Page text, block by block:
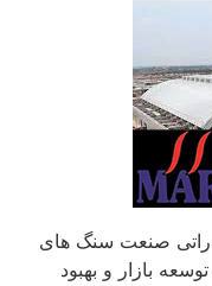
صنعت سنگ های
بازار و بهبود